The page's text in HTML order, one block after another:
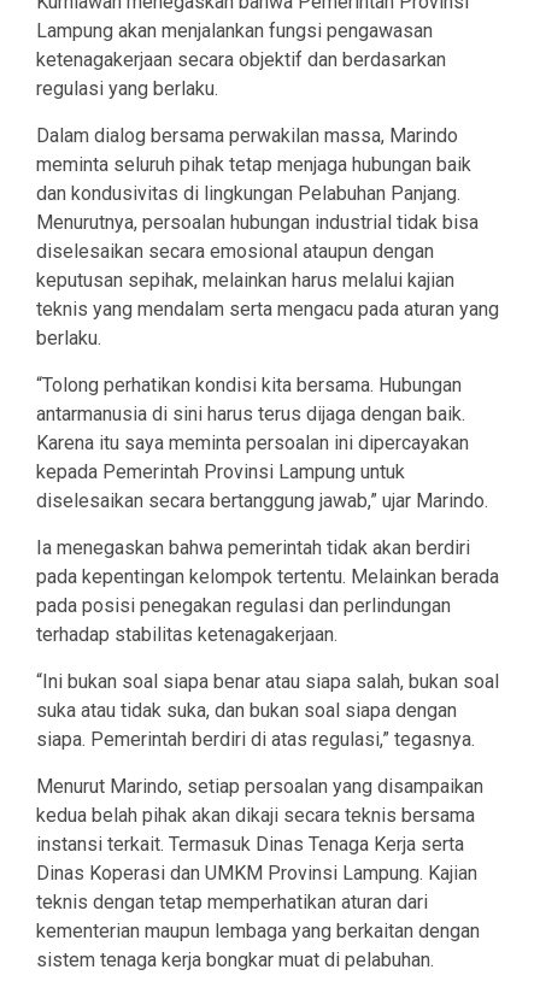
Lampung akan menjalankan fungsi pengawasan
ketenagakerjaan secara objektif dan berdasarkan
regulasi yang berlaku.
Dalam dialog bersama perwakilan massa, Marindo
meminta seluruh pihak tetap menjaga hubungan baik
dan kondusivitas di lingkungan Pelabuhan Panjang.
Menurutnya, persoalan hubungan industrial tidak bisa
diselesaikan secara emosional ataupun dengan
keputusan sepihak, melainkan harus melalui kajian
teknis yang mendalam serta mengacu pada aturan yang
berlaku.
“Tolong perhatikan kondisi kita bersama. Hubungan
antarmanusia di sini harus terus dijaga dengan baik.
Karena itu saya meminta persoalan ini dipercayakan
kepada Pemerintah Provinsi Lampung untuk
diselesaikan secara bertanggung jawab,” ujar Marindo.
Ia menegaskan bahwa pemerintah tidak akan berdiri
pada kepentingan kelompok tertentu. Melainkan berada
pada posisi penegakan regulasi dan perlindungan
terhadap stabilitas ketenagakerjaan.
“Ini bukan soal siapa benar atau siapa salah, bukan soal
suka atau tidak suka, dan bukan soal siapa dengan
siapa. Pemerintah berdiri di atas regulasi,” tegasnya.
Menurut Marindo, setiap persoalan yang disampaikan
kedua belah pihak akan dikaji secara teknis bersama
instansi terkait. Termasuk Dinas Tenaga Kerja serta
Dinas Koperasi dan UMKM Provinsi Lampung. Kajian
teknis dengan tetap memperhatikan aturan dari
kementerian maupun lembaga yang berkaitan dengan
sistem tenaga kerja bongkar muat di pelabuhan.